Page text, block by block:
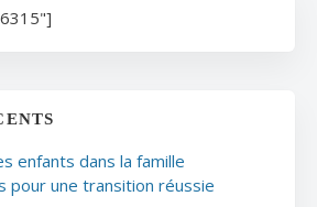
enfants dans la famille
pour une transition réussie